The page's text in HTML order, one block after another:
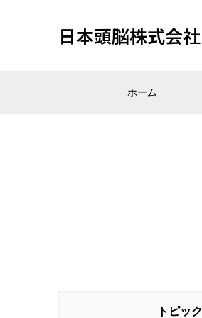
日本頭脳株式会社
ホーム
トピック